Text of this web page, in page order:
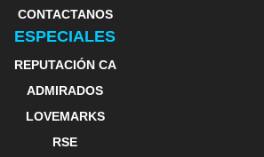
CONTACTANOS
ESPECIALES
REPUTACIÓN CA
ADMIRADOS
LOVEMARKS
RSE